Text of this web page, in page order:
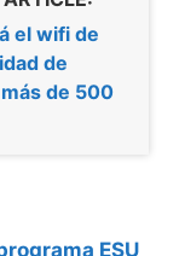
el wifi de
de
de 500
ESU